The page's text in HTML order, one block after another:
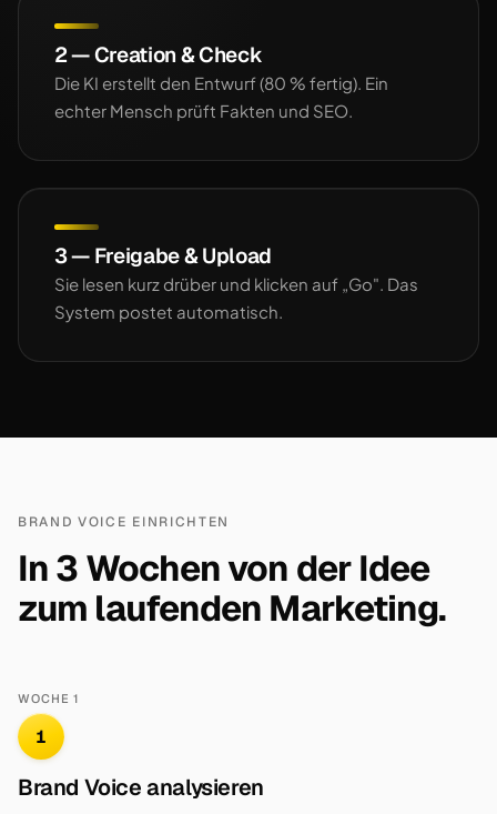
2 — Creation & Check
Die KI erstellt den Entwurf (80 % fertig). Ein
echter Mensch prüft Fakten und SEO.
3 — Freigabe & Upload
Sie lesen kurz drüber und klicken auf „Go". Das
System postet automatisch.
BRAND VOICE EINRICHTEN
In 3 Wochen von der Idee
zum laufenden Marketing.
WOCHE 1
1
Brand Voice analysieren